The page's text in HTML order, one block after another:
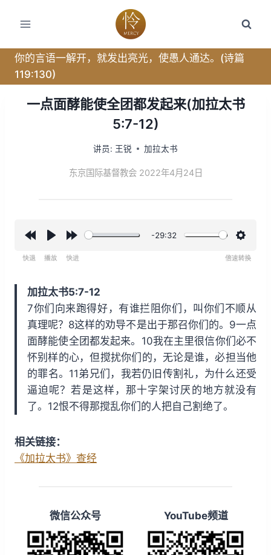
你的言语一解开，就发出亮光，使愚人通达。(诗篇
119:130)
一点面酵能使全团都发起来(加拉太书
5:7-12)
讲员: 王锐 加拉太书
东京国际基督教会 2022年4月24日
i
n
d
1
5
s
y
w
a
r
d
1
5
s
-29:32
加拉太书5:7-12
7你们向来跑得好，有谁拦阻你们，叫你们不顺从
真理呢？8这样的劝导不是出于那召你们的。9一点
面酵能使全团都发起来。10我在主里很信你们必不
怀别样的心，但搅扰你们的，无论是谁，必担当他
的罪名。11弟兄们，我若仍旧传割礼，为什么还受
逼迫呢？若是这样，那十字架讨厌的地方就没有
了。12恨不得那搅乱你们的人把自己割绝了。
相关链接：
《加拉太书》查经
微信公众号 YouTube频道